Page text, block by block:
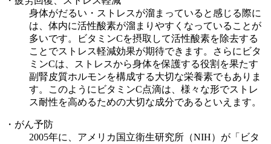
身体がだるい・ストレスが溜まっていると感じる際に
は、体内に活性酸素が溜まりやすくなっていることが
多いです。ビタミンCを摂取して活性酸素を除去する
ことでストレス軽減効果が期待できます。さらにビタ
ミンCは、ストレスから身体を保護する役割を果たす
副腎皮質ホルモンを構成する大切な栄養素でもありま
す。このようにビタミンC点滴は、様々な形でストレ
ス耐性を高めるための大切な成分であるといえます。
・がん予防
2005年に、アメリカ国立衛生研究所（NIH）が「ビタ